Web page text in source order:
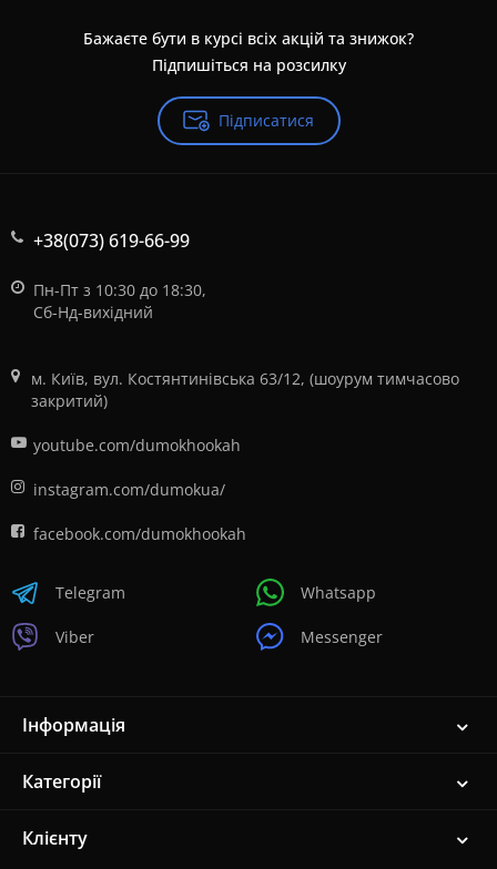
Бажаєте бути в курсі всіх акцій та знижок?
Підпишіться на розсилку
Підписатися
+38(073) 619-66-99
Пн-Пт з 10:30 до 18:30,
Сб-Нд-вихідний
м. Київ, вул. Костянтинівська 63/12, (шоурум тимчасово
закритий)
youtube.com/dumokhookah
instagram.com/dumokua/
facebook.com/dumokhookah
Telegram
Viber
Whatsapp
Messenger
Інформація
Категорії
Клієнту